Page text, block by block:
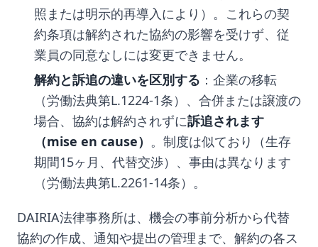
照または明示的再導入により）。これらの契
約条項は解約された協約の影響を受けず、従
業員の同意なしには変更できません。
解約と訴追の違いを区別する ：企業の移転
（労働法典第L.1224-1条）、合併または譲渡の
場合、協約は解約されずに訴追されます
（mise en cause） 。制度は似ており（生存
期間15ヶ月、代替交渉）、事由は異なります
（労働法典第L.2261-14条）。
DAIRIA法律事務所は、機会の事前分析から代替
協約の作成、通知や提出の管理まで、解約の各ス